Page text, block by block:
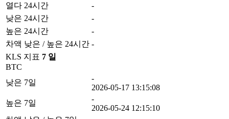
열다 24시간
-
낮은 24시간
-
높은 24시간
-
차액 낮은 / 높은 24시간 -
KLS 지표 7 일
BTC
낮은 7일
-
2026-05-17 13:15:08
높은 7일
-
2026-05-24 12:15:10